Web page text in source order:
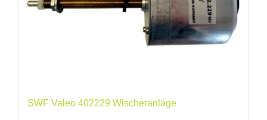
SWF Valeo 402229 Wischeranlage